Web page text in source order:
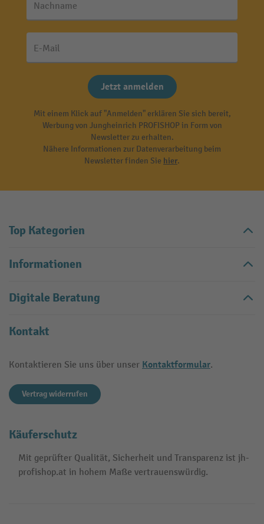
Nachname
E-Mail
Jetzt anmelden
Mit einem Klick auf "Anmelden" erklären Sie sich bereit,
Werbung von Jungheinrich PROFISHOP in Form von
Newsletter zu erhalten.
Nähere Informationen zur Datenverarbeitung beim
Newsletter finden Sie hier.
Top Kategorien
Informationen
Digitale Beratung
Kontakt
Kontaktieren Sie uns über unser Kontaktformular.
Vertrag widerrufen
Käuferschutz
Mit geprüfter Qualität, Sicherheit und Transparenz ist jh-
profishop.at in hohem Maße vertrauenswürdig.